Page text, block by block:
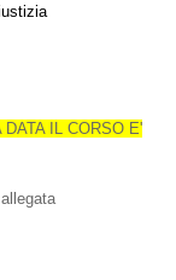
IL CORSO E'